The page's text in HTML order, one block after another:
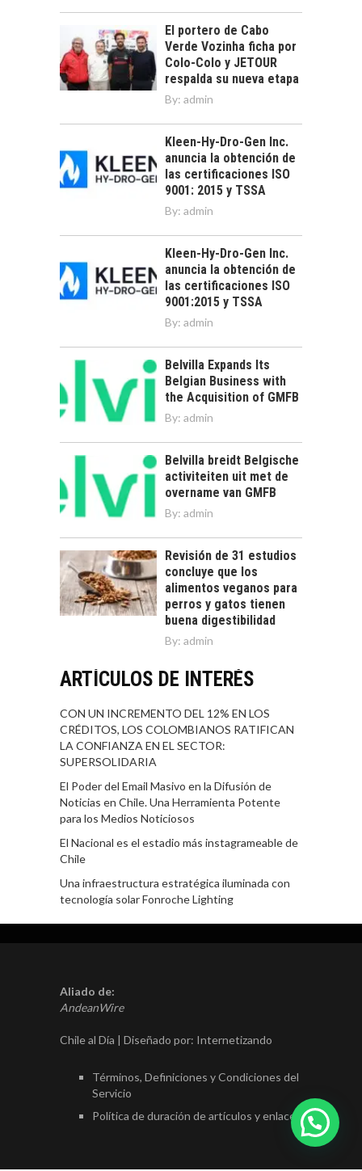
El portero de Cabo
Verde Vozinha ficha por
Colo-Colo y JETOUR
respalda su nueva etapa
By: admin
Kleen-Hy-Dro-Gen Inc.
anuncia la obtención de
las certificaciones ISO
9001: 2015 y TSSA
By: admin
Kleen-Hy-Dro-Gen Inc.
anuncia la obtención de
las certificaciones ISO
9001:2015 y TSSA
By: admin
Belvilla Expands Its
Belgian Business with
the Acquisition of GMFB
By: admin
Belvilla breidt Belgische
activiteiten uit met de
overname van GMFB
By: admin
Revisión de 31 estudios
concluye que los
alimentos veganos para
perros y gatos tienen
buena digestibilidad
By: admin
ARTÍCULOS DE INTERÉS
CON UN INCREMENTO DEL 12% EN LOS
CRÉDITOS, LOS COLOMBIANOS RATIFICAN
LA CONFIANZA EN EL SECTOR:
SUPERSOLIDARIA
El Poder del Email Masivo en la Difusión de
Noticias en Chile. Una Herramienta Potente
para los Medios Noticiosos
El Nacional es el estadio más instagrameable de
Chile
Una infraestructura estratégica iluminada con
tecnología solar Fonroche Lighting
Aliado de:
AndeanWire
Chile al Día | Diseñado por: Internetizando
Términos, Definiciones y Condiciones del
Servicio
Política de duración de artículos y enlaces